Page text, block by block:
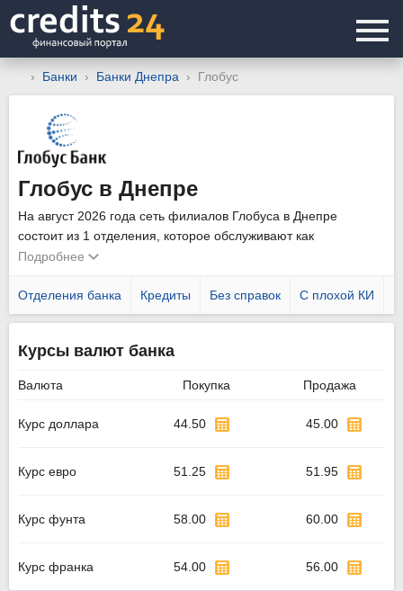
Банки Банки Днепра Глобус
Глобус в Днепре
На август 2026 года сеть филиалов Глобуса в Днепре
состоит из 1 отделения, которое обслуживают как
физических, так и юридических лиц. Уточнить график работы
044 392 0000.
Подробнее
Отделения банка Кредиты Без справок С плохой КИ
Курсы валют банка
Валюта Покупка Продажа
Курс доллара 44.50 45.00
Курс евро 51.25 51.95
Курс фунта 58.00 60.00
Курс франка 54.00 56.00